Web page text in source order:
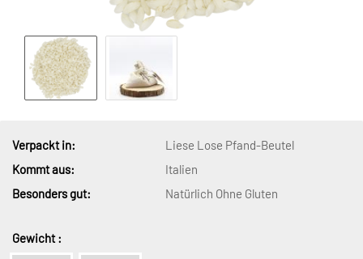
Verpackt in:
Liese Lose Pfand-Beutel
Kommt aus:
Italien
Besonders gut:
Natürlich Ohne Gluten
Gewicht :